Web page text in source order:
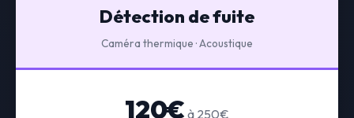
Détection de fuite
Caméra thermique · Acoustique
120€ à 250€